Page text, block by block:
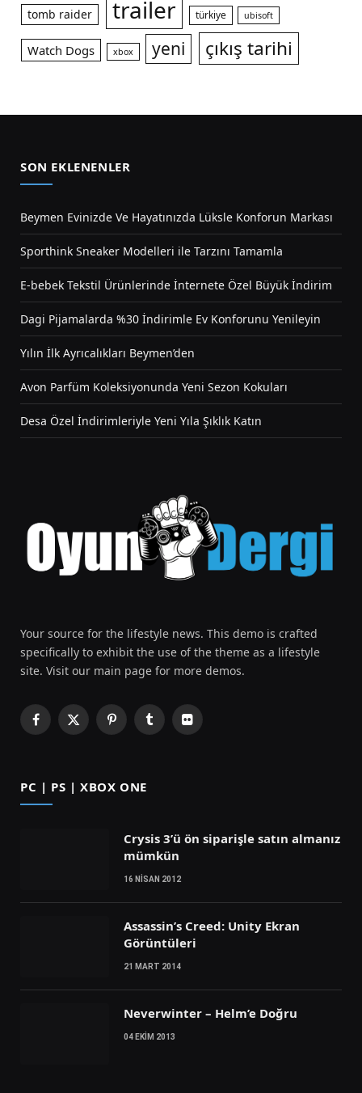
tomb raider trailer türkiye ubisoft
Watch Dogs xbox yeni çıkış tarihi
SON EKLENENLER
Beymen Evinizde Ve Hayatınızda Lüksle Konforun Markası
Sporthink Sneaker Modelleri ile Tarzını Tamamla
E-bebek Tekstil Ürünlerinde İnternete Özel Büyük İndirim
Dagi Pijamalarda %30 İndirimle Ev Konforunu Yenileyin
Yılın İlk Ayrıcalıkları Beymen’den
Avon Parfüm Koleksiyonunda Yeni Sezon Kokuları
Desa Özel İndirimleriyle Yeni Yıla Şıklık Katın
Your source for the lifestyle news. This demo is crafted
specifically to exhibit the use of the theme as a lifestyle
site. Visit our main page for more demos.
Facebook
X
PinterestTumblrFlickr
PC | PS | XBOX ONE
Crysis 3’ü ön siparişle satın almanız
mümkün
16 NISAN 2012
Assassin’s Creed: Unity Ekran
Görüntüleri
21 MART 2014
Neverwinter – Helm’e Doğru
04 EKIM 2013